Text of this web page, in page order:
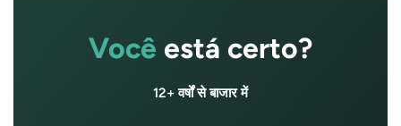
Você está certo?
12+ वर्षों से बाजार में